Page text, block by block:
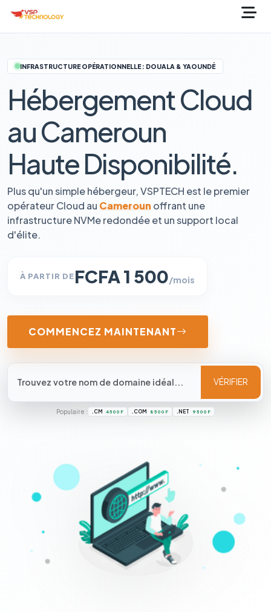
INFRASTRUCTURE OPÉRATIONNELLE : DOUALA & YAOUNDÉ
Hébergement Cloud
au Cameroun
Haute Disponibilité.
Plus qu'un simple hébergeur, VSPTECH est le premier
opérateur Cloud au Cameroun offrant une
infrastructure NVMe redondée et un support local
d'élite.
À PARTIR DEFCFA 1 500/mois
COMMENCEZ MAINTENANT
VÉRIFIER
Populaire : .CM 4 500 F .COM 8 500 F .NET 9 500 F